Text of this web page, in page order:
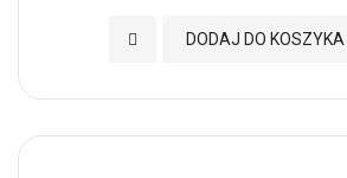
DODAJ DO KOSZYKA
Dodaj do Ulubionych